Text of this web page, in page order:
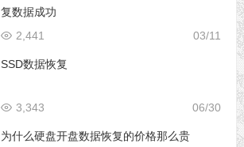
复数据成功
03/11
2,441
SSD数据恢复
06/30
3,343
为什么硬盘开盘数据恢复的价格那么贵